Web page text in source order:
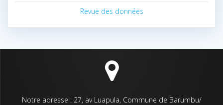
Revue des données
Notre adresse : 27, av Luapula, Commune de Barumbu/